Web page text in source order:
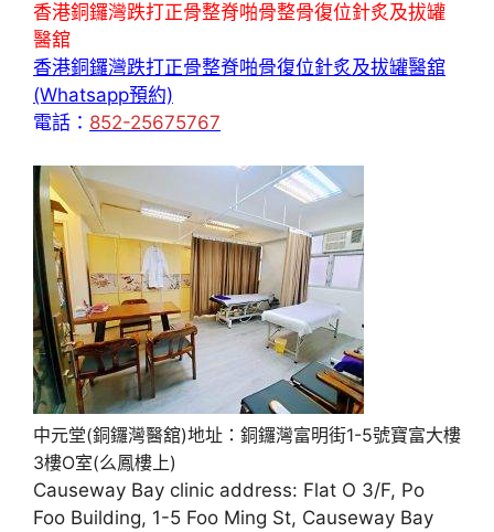
香港銅鑼灣跌打正骨整脊啪骨整骨復位針炙及拔罐
醫舘
香港銅鑼灣跌打正骨整脊啪骨復位針炙及拔罐醫舘
(Whatsapp預約)
電話： 852-25675767
中元堂(銅鑼灣醫舘)地址：銅鑼灣富明街1-5號寶富大樓
3樓O室(么鳳樓上)
Causeway Bay clinic address: Flat O 3/F, Po
Foo Building, 1-5 Foo Ming St, Causeway Bay